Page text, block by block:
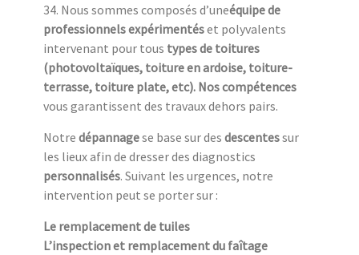
34. Nous sommes composés d’uneéquipe de
professionnels expérimentéset polyvalents
intervenant pour tous types de toitures
(photovoltaïques, toiture en ardoise, toiture-
terrasse, toiture plate, etc). Nos compétences
vous garantissent des travaux dehors pairs.
Notre dépannagese base sur des descentessur
les lieux afin de dresser des diagnostics
personnalisés. Suivant les urgences, notre
intervention peut se porter sur :
Le remplacement de tuiles
L’inspection et remplacement du faîtage